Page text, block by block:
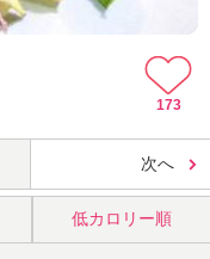
173
次へ
低カロリー順